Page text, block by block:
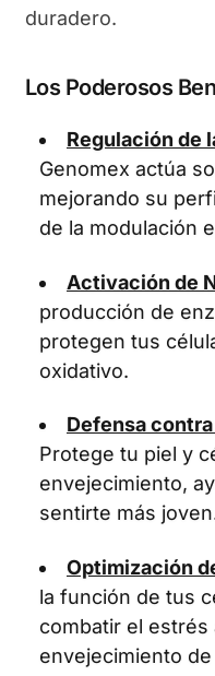
duradero.
Los Poderosos
Regulación de
Genomex actúa
mejorando su
de la modulación
Activación de
producción de
protegen tus
oxidativo.
Defensa
Protege tu piel y
envejecimiento,
sentirte más
Optimización
la función de tus
combatir el estrés
envejecimiento